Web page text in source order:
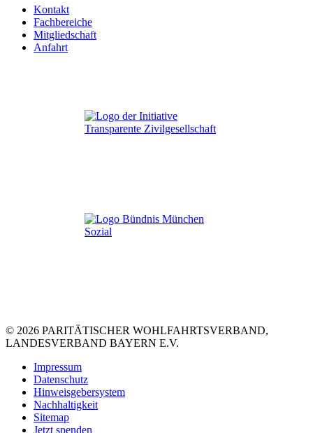
Kontakt
Fachbereiche
Mitgliedschaft
Anfahrt
© 2026 PARITÄTISCHER WOHLFAHRTSVERBAND,
LANDESVERBAND BAYERN E.V.
Impressum
Datenschutz
Hinweisgebersystem
Nachhaltigkeit
Sitemap
Jetzt spenden